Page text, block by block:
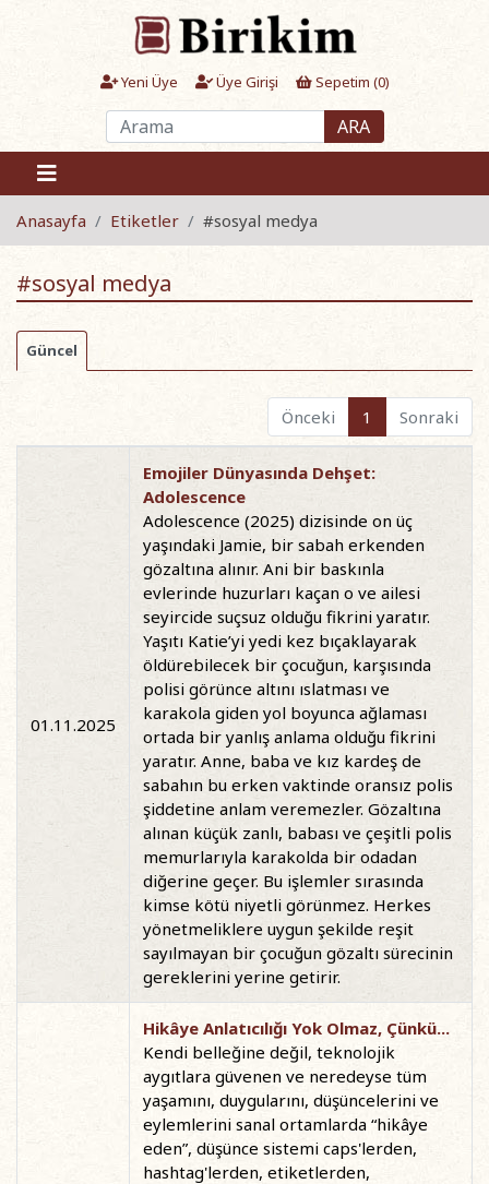
Yeni Üye Üye Girişi Sepetim (0)
ARA
Anasayfa Etiketler #sosyal medya
#sosyal medya
Güncel
Önceki 1 Sonraki
01.11.2025
Emojiler Dünyasında Dehşet:
Adolescence
Adolescence (2025) dizisinde on üç
yaşındaki Jamie, bir sabah erkenden
gözaltına alınır. Ani bir baskınla
evlerinde huzurları kaçan o ve ailesi
seyircide suçsuz olduğu fikrini yaratır.
Yaşıtı Katie’yi yedi kez bıçaklayarak
öldürebilecek bir çocuğun, karşısında
polisi görünce altını ıslatması ve
karakola giden yol boyunca ağlaması
ortada bir yanlış anlama olduğu fikrini
yaratır. Anne, baba ve kız kardeş de
sabahın bu erken vaktinde oransız polis
şiddetine anlam veremezler. Gözaltına
alınan küçük zanlı, babası ve çeşitli polis
memurlarıyla karakolda bir odadan
diğerine geçer. Bu işlemler sırasında
kimse kötü niyetli görünmez. Herkes
yönetmeliklere uygun şekilde reşit
sayılmayan bir çocuğun gözaltı sürecinin
gereklerini yerine getirir.
Hikâye Anlatıcılığı Yok Olmaz, Çünkü...
Kendi belleğine değil, teknolojik
aygıtlara güvenen ve neredeyse tüm
yaşamını, duygularını, düşüncelerini ve
eylemlerini sanal ortamlarda “hikâye
eden”, düşünce sistemi caps'lerden,
hashtag'lerden, etiketlerden,